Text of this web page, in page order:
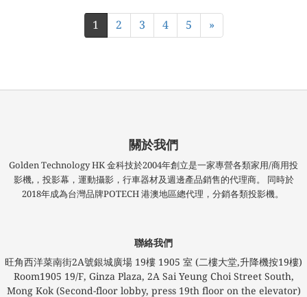
1 2 3 4 5 »
關於我們
Golden Technology HK 金科技於2004年創立是一家專營各類家用/商用投
影機,，投影幕，運動攝影，行車器材及週邊產品銷售的代理商。 同時於
2018年成為台灣品牌POTECH 港澳地區總代理，分銷各類投影機。
聯絡我們
旺角西洋菜南街2A號銀城廣場​ 19樓 1905 室 (二樓大堂,升降機按19樓)
Room1905 19/F, Ginza Plaza, 2A Sai Yeung Choi Street South,
Mong Kok (Second-floor lobby, press 19th floor on the elevator)